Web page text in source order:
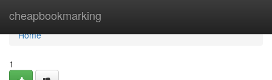
cheapbookmarking
Home
Home
1